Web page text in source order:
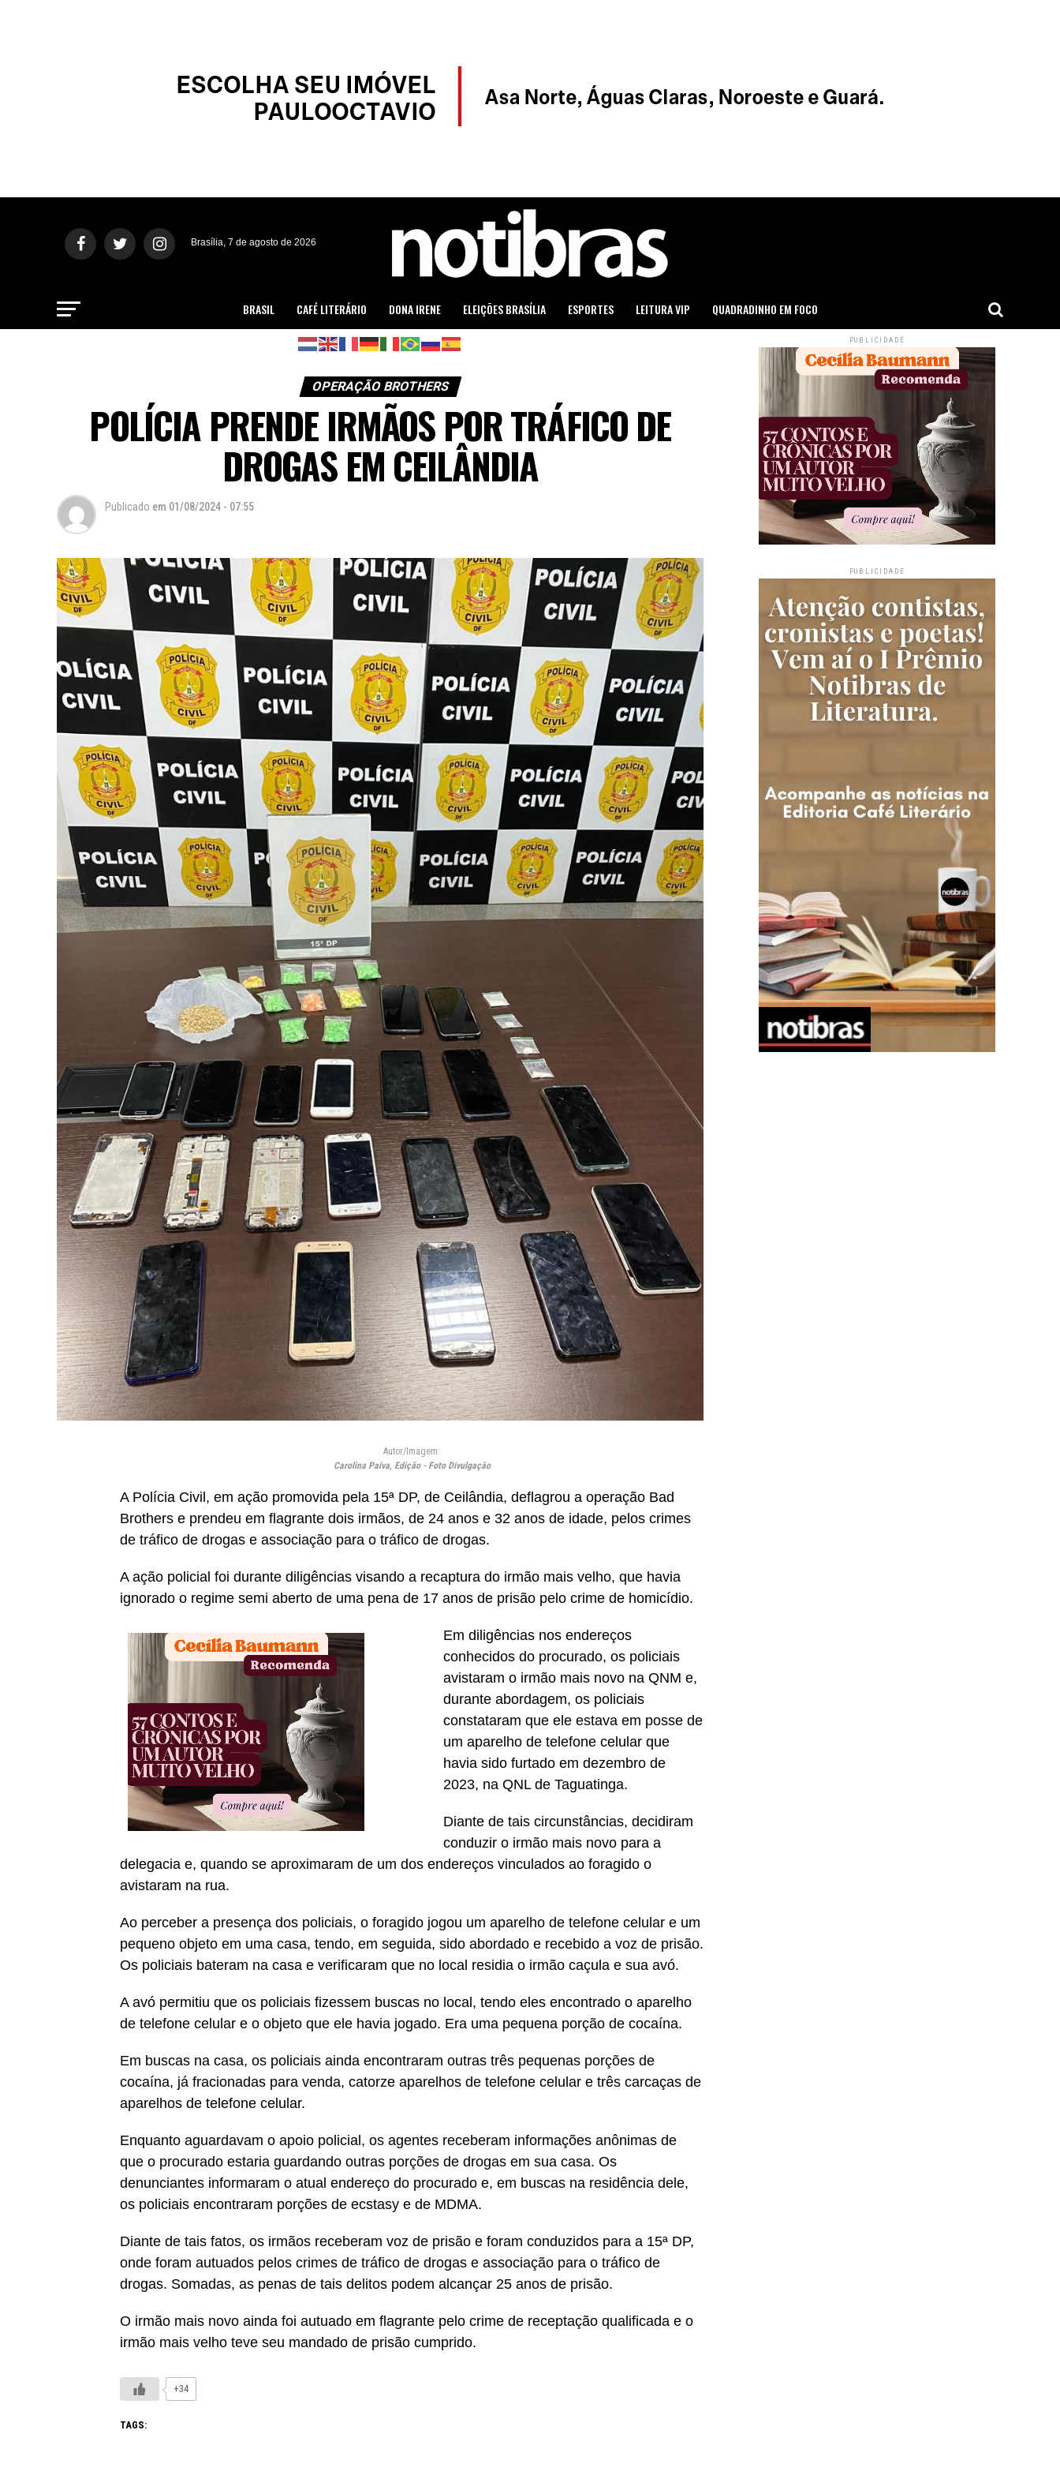
Brasília, 7 de agosto de 2026
BRASIL CAFÉ LITERÁRIO DONA IRENE ELEIÇÕES BRASÍLIA ESPORTES LEITURA VIP QUADRADINHO EM FOCO
OPERAÇÃO BROTHERS
POLÍCIA PRENDE IRMÃOS POR TRÁFICO DE
DROGAS EM CEILÂNDIA
Publicado em 01/08/2024 - 07:55
Autor/Imagem:
Carolina Paiva, Edição - Foto Divulgação
A Polícia Civil, em ação promovida pela 15ª DP, de Ceilândia, deflagrou a operação Bad
Brothers e prendeu em flagrante dois irmãos, de 24 anos e 32 anos de idade, pelos crimes
de tráfico de drogas e associação para o tráfico de drogas.
A ação policial foi durante diligências visando a recaptura do irmão mais velho, que havia
ignorado o regime semi aberto de uma pena de 17 anos de prisão pelo crime de homicídio.
Em diligências nos endereços
conhecidos do procurado, os policiais
avistaram o irmão mais novo na QNM e,
durante abordagem, os policiais
constataram que ele estava em posse de
um aparelho de telefone celular que
havia sido furtado em dezembro de
2023, na QNL de Taguatinga.
Diante de tais circunstâncias, decidiram
conduzir o irmão mais novo para a
delegacia e, quando se aproximaram de um dos endereços vinculados ao foragido o
avistaram na rua.
Ao perceber a presença dos policiais, o foragido jogou um aparelho de telefone celular e um
pequeno objeto em uma casa, tendo, em seguida, sido abordado e recebido a voz de prisão.
Os policiais bateram na casa e verificaram que no local residia o irmão caçula e sua avó.
A avó permitiu que os policiais fizessem buscas no local, tendo eles encontrado o aparelho
de telefone celular e o objeto que ele havia jogado. Era uma pequena porção de cocaína.
Em buscas na casa, os policiais ainda encontraram outras três pequenas porções de
cocaína, já fracionadas para venda, catorze aparelhos de telefone celular e três carcaças de
aparelhos de telefone celular.
Enquanto aguardavam o apoio policial, os agentes receberam informações anônimas de
que o procurado estaria guardando outras porções de drogas em sua casa. Os
denunciantes informaram o atual endereço do procurado e, em buscas na residência dele,
os policiais encontraram porções de ecstasy e de MDMA.
Diante de tais fatos, os irmãos receberam voz de prisão e foram conduzidos para a 15ª DP,
onde foram autuados pelos crimes de tráfico de drogas e associação para o tráfico de
drogas. Somadas, as penas de tais delitos podem alcançar 25 anos de prisão.
O irmão mais novo ainda foi autuado em flagrante pelo crime de receptação qualificada e o
irmão mais velho teve seu mandado de prisão cumprido.
+34
TAGS:
PUBLICIDADE
PUBLICIDADE